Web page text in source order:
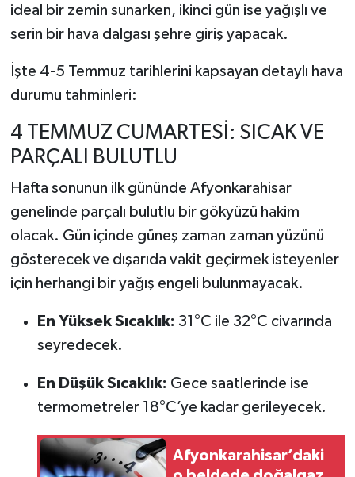
ideal bir zemin sunarken, ikinci gün ise yağışlı ve
serin bir hava dalgası şehre giriş yapacak.
İşte 4-5 Temmuz tarihlerini kapsayan detaylı hava
durumu tahminleri:
4 TEMMUZ CUMARTESİ: SICAK VE
PARÇALI BULUTLU
Hafta sonunun ilk gününde Afyonkarahisar
genelinde parçalı bulutlu bir gökyüzü hakim
olacak. Gün içinde güneş zaman zaman yüzünü
gösterecek ve dışarıda vakit geçirmek isteyenler
için herhangi bir yağış engeli bulunmayacak.
En Yüksek Sıcaklık: 31°C ile 32°C civarında
seyredecek.
En Düşük Sıcaklık: Gece saatlerinde ise
termometreler 18°C’ye kadar gerileyecek.
Afyonkarahisar’daki